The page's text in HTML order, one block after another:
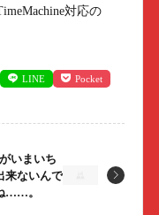
対応の
LINE Pocket
いまいち
来ないんで
……。